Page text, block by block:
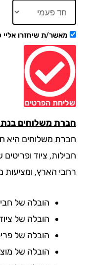
מאשר/ת שיחזרו אליי
הפרטים
משלוחים בנתניה
משלוחים היא
ציוד ופריטים
הארץ, ומציעות
הובלה של חבילות
הובלה של ציוד
הובלה של פריטים
הובלה של מוצרים